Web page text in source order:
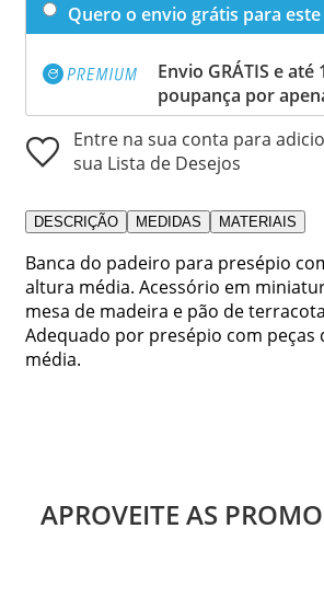
Quero o envio grátis para
Envio GRÁTIS e até
poupança por
Entre na sua conta para
sua Lista de Desejos
DESCRIÇÃO MEDIDAS MATERIAIS
Banca do padeiro para presépio
altura média. Acessório em
mesa de madeira e pão de
Adequado por presépio com peças
média.
APROVEITE AS